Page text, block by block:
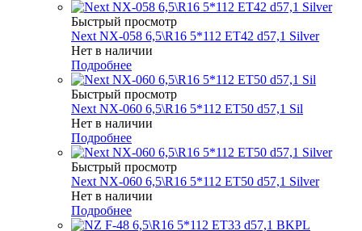
Быстрый просмотр
Next NX-058 6,5\R16 5*112 ET42 d57,1 Silver
Нет в наличии
Подробнее
Быстрый просмотр
Next NX-060 6,5\R16 5*112 ET50 d57,1 Sil
Нет в наличии
Подробнее
Быстрый просмотр
Next NX-060 6,5\R16 5*112 ET50 d57,1 Silver
Нет в наличии
Подробнее